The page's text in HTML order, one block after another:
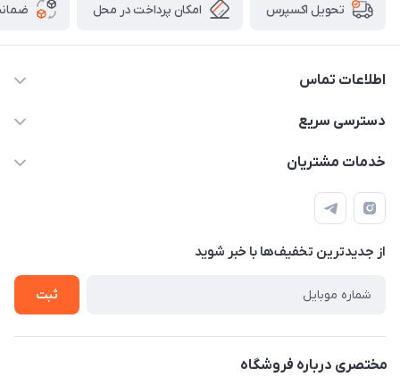
تحویل اکسپرس امکان پرداخت در محل
اطلاعات تماس
09913878908 _ 09201096459 _ 021.28424157
دسترسی سریع
حساب کاربری
لیست محصولات
درباره ما
خدمات مشتریان
قوانین و مقررات
حریم خصوصی
راهنما
از جدید‌ترین تخفیف‌ها با‌ خبر شوید
ثبت
مختصری درباره فروشگاه